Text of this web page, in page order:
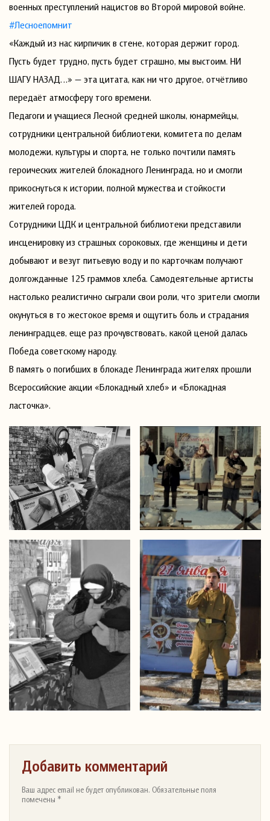
военных преступлений нацистов во Второй мировой войне.
#Лесноепомнит
«Каждый из нас кирпичик в стене, которая держит город.
Пусть будет трудно, пусть будет страшно, мы выстоим. НИ
ШАГУ НАЗАД…» — эта цитата, как ни что другое, отчётливо
передаёт атмосферу того времени.
Педагоги и учащиеся Лесной средней школы, юнармейцы,
сотрудники центральной библиотеки, комитета по делам
молодежи, культуры и спорта, не только почтили память
героических жителей блокадного Ленинграда, но и смогли
прикоснуться к истории, полной мужества и стойкости
жителей города.
Сотрудники ЦДК и центральной библиотеки представили
инсценировку из страшных сороковых, где женщины и дети
добывают и везут питьевую воду и по карточкам получают
долгожданные 125 граммов хлеба. Самодеятельные артисты
настолько реалистично сыграли свои роли, что зрители смогли
окунуться в то жестокое время и ощутить боль и страдания
ленинградцев, еще раз прочувствовать, какой ценой далась
Победа советскому народу.
В память о погибших в блокаде Ленинграда жителях прошли
Всероссийские акции «Блокадный хлеб» и «Блокадная
ласточка».
Добавить комментарий
Ваш адрес email не будет опубликован. Обязательные поля
помечены *